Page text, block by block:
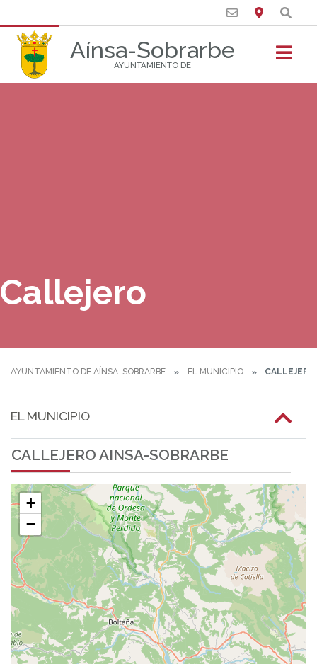
Aínsa-Sobrarbe
AYUNTAMIENTO DE
Buscar
Callejero
AYUNTAMIENTO DE AÍNSA-SOBRARBE EL MUNICIPIO CALLEJERO
EL MUNICIPIO
CALLEJERO AINSA-SOBRARBE
+
−